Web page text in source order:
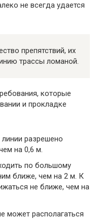
не всегда удается
препятствий, их
трассы ломаной.
которые
и прокладке
разрешено
на 0,6 м.
по большому
ближе, чем на 2 м. К
не ближе, чем на
может располагаться